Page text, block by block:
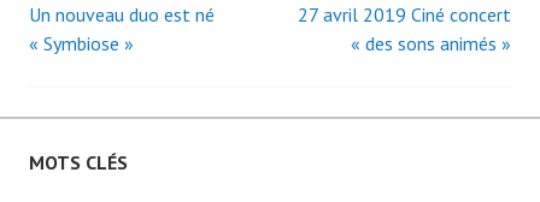
Navigation
articles
Un nouveau duo est né
« Symbiose »
27 avril 2019 Ciné concert
« des sons animés »
MOTS CLÉS